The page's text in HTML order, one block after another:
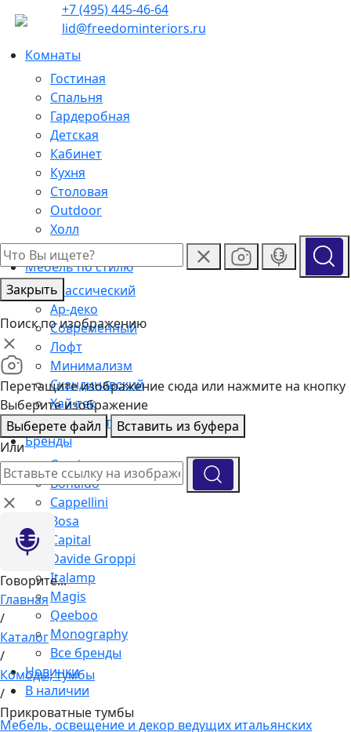
+7 (495) 445-46-64
lid@freedominteriors.ru
Комнаты
Гостиная
Спальня
Гардеробная
Детская
Кабинет
Кухня
Столовая
Outdoor
Холл
Ванная
Мебель по стилю
Классический
Ар-деко
Современный
Лофт
Минимализм
Скандинавский
Хай-тек
Подборка интерьеров
Бренды
Cassina
Bonaldo
Cappellini
Bosa
Capital
Davide Groppi
Italamp
Magis
Qeeboo
Monography
Все бренды
Новинки
В наличии
Мебель, освещение и декор ведущих итальянских
Закрыть
Поиск по изображению
Перетащите изображение сюда или нажмите на кнопку
Выберите изображение
Выберете файл
Вставить из буфера
Или
Говорите...
Главная
/
Каталог
/
Комоды, тумбы
/
Прикроватные тумбы